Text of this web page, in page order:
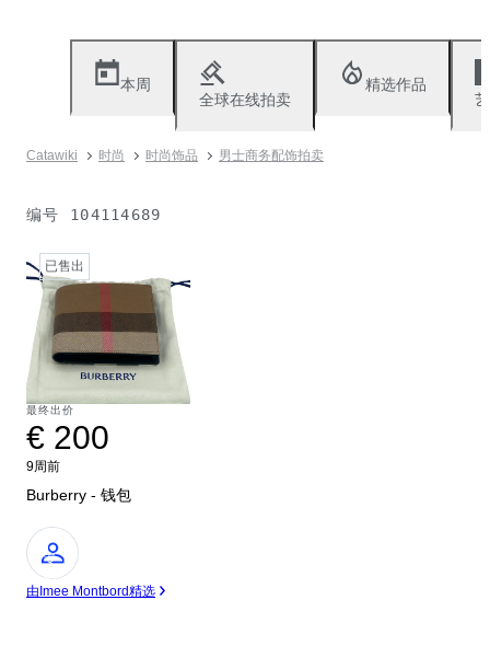
本周
全球在线拍卖
精选作品
Catawiki 时尚 时尚饰品 男士商务配饰拍卖
编号 104114689
已售出
最终出价
€ 200
9周前
Burberry - 钱包
专
家
由Imee Montbord精选